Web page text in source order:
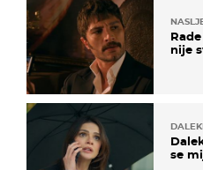
nije
se